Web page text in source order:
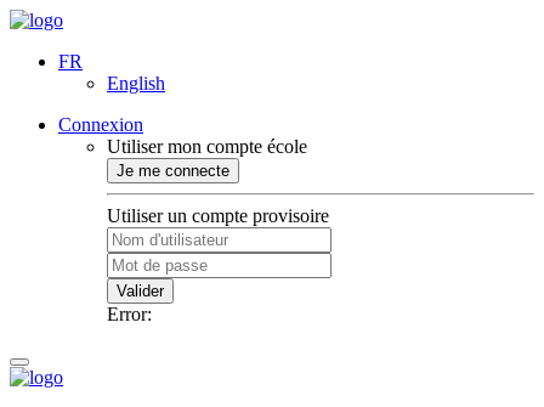
FR
English
Connexion
Utiliser mon compte école
Je me connecte
Utiliser un compte provisoire
Valider
Error: